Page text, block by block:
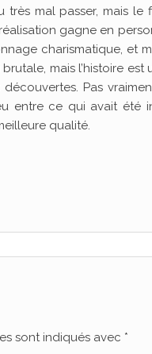
mal passer, mais le
gagne en
charismatique, et
mais l’histoire est
Pas
entre ce qui avait été
qualité.
sont indiqués avec *